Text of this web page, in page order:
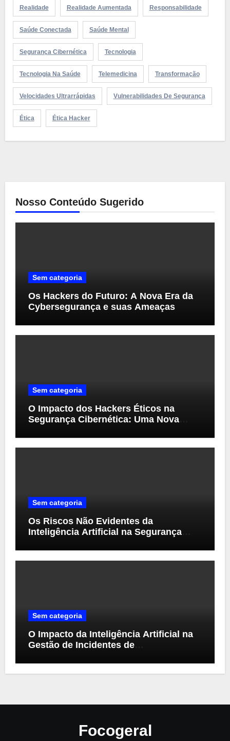
Realidade Realidade Aumentada Responsabilidade
Saúde Conectada Saúde Mental
Segurança Cibernética Tecnologia
Tecnologia Na Saúde Telemedicina Transformação
Velocidades Ultrarrápidas Vulnerabilidades De Segurança
Ética Ética Hacker
Nosso Conteúdo Sugerido
Sem categoria
Os Hackers do Futuro: A Nova Era da
Cybersegurança e suas Ameaças
Sem categoria
O Impacto dos Hackers Éticos na
Segurança Cibernética: Uma Nova
Sem categoria
Os Riscos Não Evidentes da
Inteligência Artificial na Segurança
Sem categoria
O Impacto da Inteligência Artificial na
Gestão de Incidentes de
Focogeral